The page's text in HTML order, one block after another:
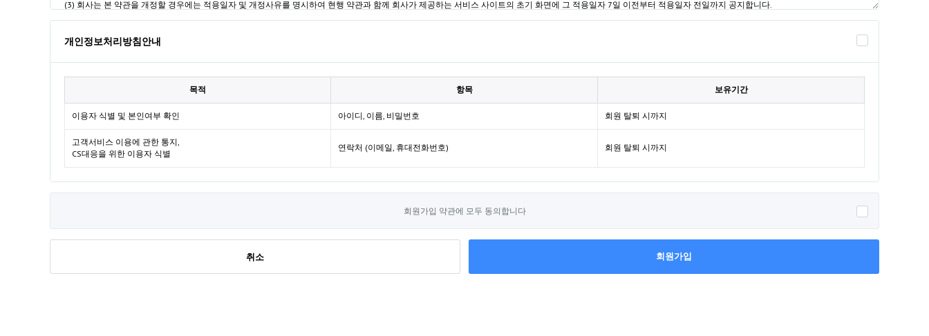
개인정보처리방침안내
목적 항목 보유기간
이용자 식별 및 본인여부 확인 아이디, 이름, 비밀번호 회원 탈퇴 시까지
고객서비스 이용에 관한 통지,
CS대응을 위한 이용자 식별
연락처 (이메일, 휴대전화번호) 회원 탈퇴 시까지
회원가입 약관에 모두 동의합니다
취소 회원가입